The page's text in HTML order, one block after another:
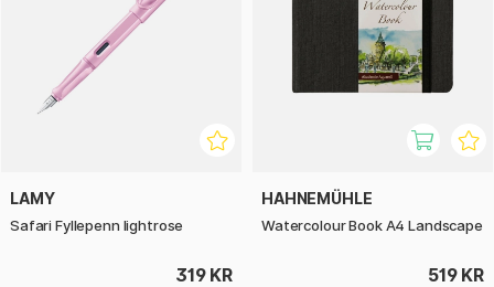
LAMY
Safari Fyllepenn lightrose
319 KR
HAHNEMÜHLE
Watercolour Book A4 Landscape
519 KR